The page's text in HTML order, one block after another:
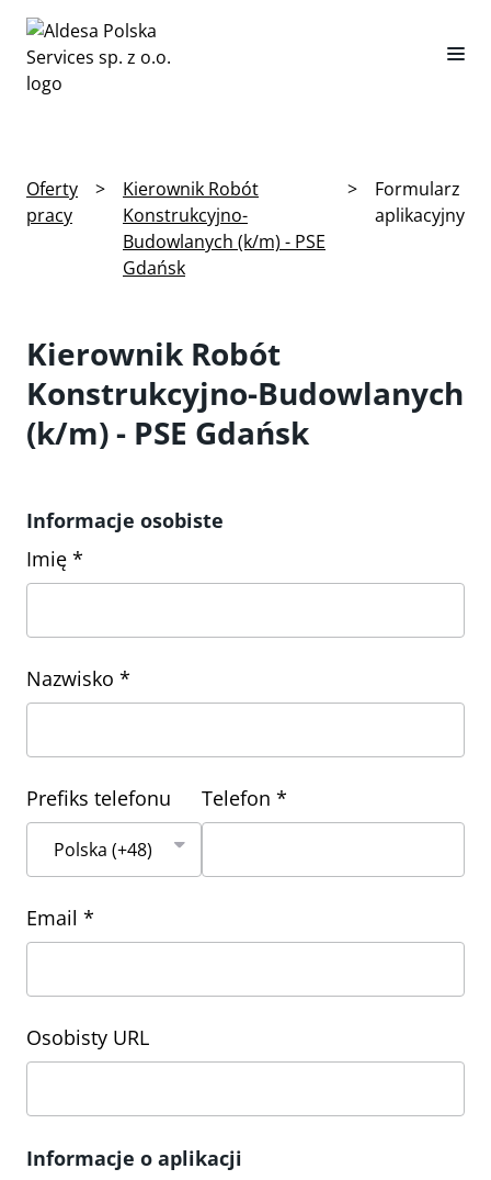
Oferty
pracy
>
Kierownik Robót
Konstrukcyjno-
Budowlanych (k/m) - PSE
Gdańsk
>
Formularz
aplikacyjny
Kierownik Robót
Konstrukcyjno-Budowlanych
(k/m) - PSE Gdańsk
Informacje osobiste
Imię *
Nazwisko *
Prefiks telefonu Telefon *
Email *
Osobisty URL
Informacje o aplikacji